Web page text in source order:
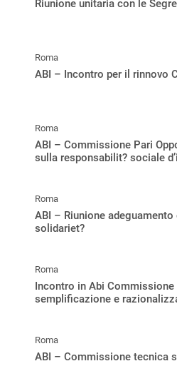
Riunione unitaria con le
Roma
ABI – Incontro per il rinnovo
Roma
ABI – Commissione Pari
sulla responsabilit? sociale
Roma
ABI – Riunione
solidariet?
Roma
Incontro in Abi
semplificazione e
Roma
ABI – Commissione tecnica